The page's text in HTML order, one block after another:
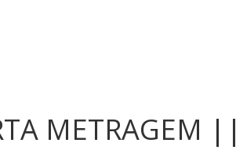
METRAGEM ||